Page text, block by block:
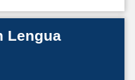
Lengua